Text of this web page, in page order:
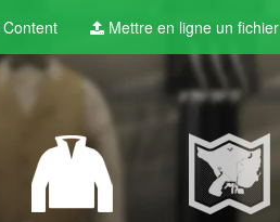
Content Mettre en ligne un fichier